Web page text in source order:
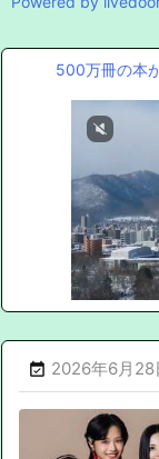
500万冊の本
 2026年6月28